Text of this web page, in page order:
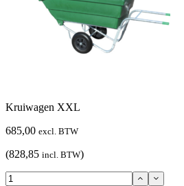
Kruiwagen XXL
685,00 excl. BTW
(828,85 incl. BTW)